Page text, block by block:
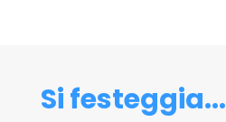
Si festeggia...